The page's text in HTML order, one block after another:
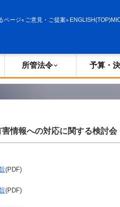
ページ ご意見・ご提案 ENGLISH(TOP)
所管法令 予算・
情報への対応に関する検討会
(PDF)
(PDF)